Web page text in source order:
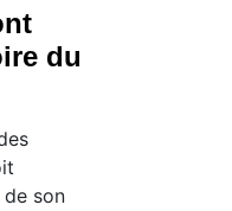
du
son